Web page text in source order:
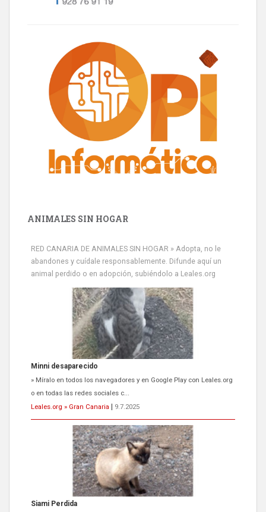
ANIMALES SIN HOGAR
RED CANARIA DE ANIMALES SIN HOGAR » Adopta, no le
abandones y cuídale responsablemente. Difunde aquí un
animal perdido o en adopción, subiéndolo a Leales.org
Siami Perdida
Se llama Siami,es hembra de 4 años,esterilizada con marca de
oreja,cariñosa,mimosa pero miedosa,e...
Leales.org » Gran Canaria
9.7.2025
ADOPCIÓN URGENTE GATA TEROR GRAN CANARIA